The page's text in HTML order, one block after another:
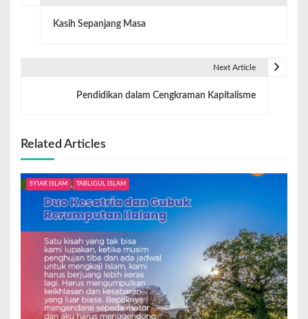
Kasih Sepanjang Masa
Next Article
Pendidikan dalam Cengkraman Kapitalisme
Related Articles
SYIAR ISLAM TABLIGUL ISLAM